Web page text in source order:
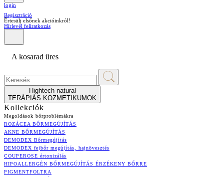
login
Regisztráció
Értesülj elsőnek akcióinkról!
Hírlevél feliratkozás
A kosarad üres
Hightech natural
TERÁPIÁS KOZMETIKUMOK
Kollekciók
Megoldások bőrproblémákra
ROZÁCEA BŐRMEGÚJÍTÁS
AKNE BŐRMEGÚJÍTÁS
DEMODEX Bőrmegújítás
DEMODEX fejbőr megújítás, hajnövesztés
COUPEROSE értonizálás
HIPOALLERGÉN BŐRMEGÚJÍTÁS ÉRZÉKENY BŐRRE
PIGMENTFOLTRA